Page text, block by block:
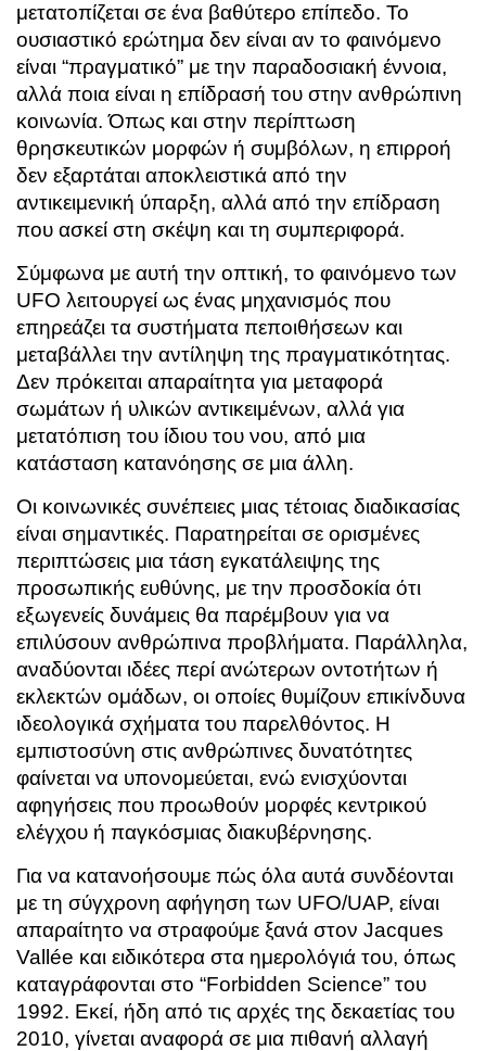
μετατοπίζεται σε ένα βαθύτερο επίπεδο. Το
ουσιαστικό ερώτημα δεν είναι αν το φαινόμενο
είναι “πραγματικό” με την παραδοσιακή έννοια,
αλλά ποια είναι η επίδρασή του στην ανθρώπινη
κοινωνία. Όπως και στην περίπτωση
θρησκευτικών μορφών ή συμβόλων, η επιρροή
δεν εξαρτάται αποκλειστικά από την
αντικειμενική ύπαρξη, αλλά από την επίδραση
που ασκεί στη σκέψη και τη συμπεριφορά.
Σύμφωνα με αυτή την οπτική, το φαινόμενο των
UFO λειτουργεί ως ένας μηχανισμός που
επηρεάζει τα συστήματα πεποιθήσεων και
μεταβάλλει την αντίληψη της πραγματικότητας.
Δεν πρόκειται απαραίτητα για μεταφορά
σωμάτων ή υλικών αντικειμένων, αλλά για
μετατόπιση του ίδιου του νου, από μια
κατάσταση κατανόησης σε μια άλλη.
Οι κοινωνικές συνέπειες μιας τέτοιας διαδικασίας
είναι σημαντικές. Παρατηρείται σε ορισμένες
περιπτώσεις μια τάση εγκατάλειψης της
προσωπικής ευθύνης, με την προσδοκία ότι
εξωγενείς δυνάμεις θα παρέμβουν για να
επιλύσουν ανθρώπινα προβλήματα. Παράλληλα,
αναδύονται ιδέες περί ανώτερων οντοτήτων ή
εκλεκτών ομάδων, οι οποίες θυμίζουν επικίνδυνα
ιδεολογικά σχήματα του παρελθόντος. Η
εμπιστοσύνη στις ανθρώπινες δυνατότητες
φαίνεται να υπονομεύεται, ενώ ενισχύονται
αφηγήσεις που προωθούν μορφές κεντρικού
ελέγχου ή παγκόσμιας διακυβέρνησης.
Για να κατανοήσουμε πώς όλα αυτά συνδέονται
με τη σύγχρονη αφήγηση των UFO/UAP, είναι
απαραίτητο να στραφούμε ξανά στον Jacques
Vallée και ειδικότερα στα ημερολόγιά του, όπως
καταγράφονται στο “Forbidden Science” του
1992. Εκεί, ήδη από τις αρχές της δεκαετίας του
2010, γίνεται αναφορά σε μια πιθανή αλλαγή